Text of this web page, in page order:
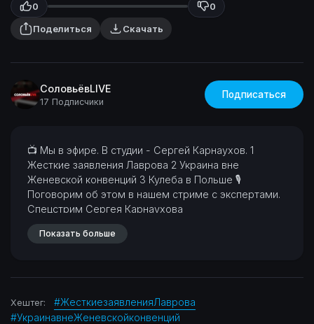
0
0
Поделиться
Скачать
СоловьёвLIVE
17 Подписчики
Подписаться
⁣📺 Мы в эфире. В студии - Сергей Карнаухов. 1
Жесткие заявления Лаврова 2 Украина вне
Женевской конвенций 3 Кулеба в Польше 🎙
Поговорим об этом в нашем стриме с экспертами.
⁣Спецстрим Сергея Карнаухова
Показать больше
Хештег:
#ЖесткиезаявленияЛаврова
#УкраинавнеЖеневскойконвенций